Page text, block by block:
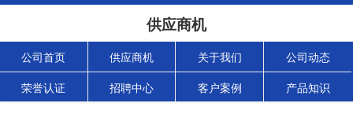
供应商机
公司首页 供应商机 关于我们 公司动态
荣誉认证 招聘中心 客户案例 产品知识